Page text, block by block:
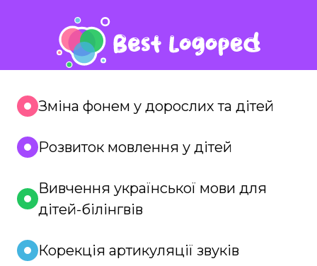
Зміна фонем у дорослих та дітей
Розвиток мовлення у дітей
Вивчення української мови для
дітей-білінгвів
Корекція артикуляції звуків